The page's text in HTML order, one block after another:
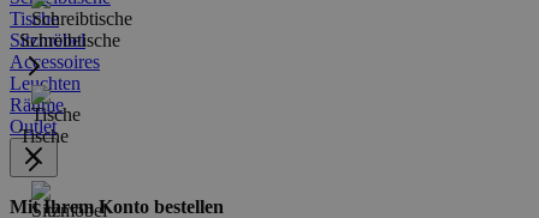
Schreibtische
Tische
Tische
Sitzmöbel
Accessoires
Leuchten
Räume
Outlet
Mit Ihrem Konto bestellen